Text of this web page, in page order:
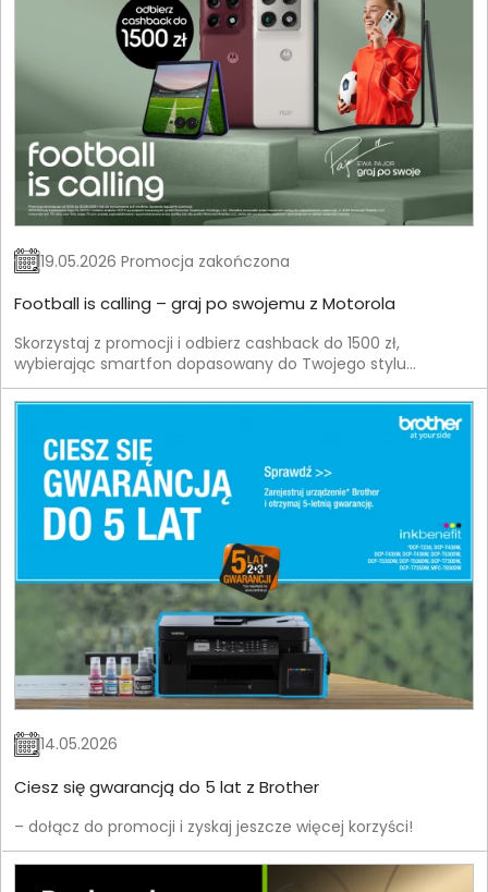
19.05.2026 Promocja zakończona
Football is calling – graj po swojemu z Motorola
Skorzystaj z promocji i odbierz cashback do 1500 zł,
wybierając smartfon dopasowany do Twojego stylu
życia.Zainspiruj się energią sportu i wybierz urządzenie, które
dotrzyma Ci kroku.
14.05.2026
Ciesz się gwarancją do 5 lat z Brother
– dołącz do promocji i zyskaj jeszcze więcej korzyści!